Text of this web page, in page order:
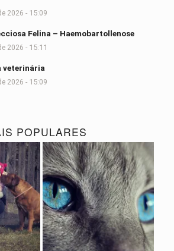
2026 - 15:09
Felina – Haemobartollenose
2026 - 15:11
veterinária
2026 - 15:09
POPULARES